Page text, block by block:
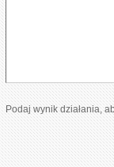
Podaj wynik działania,